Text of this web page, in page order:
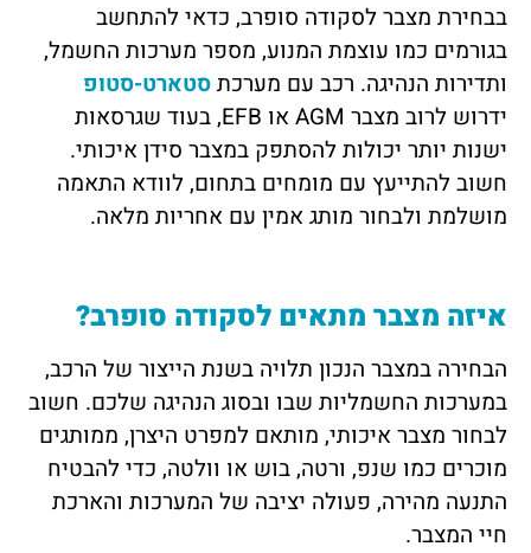
בבחירת מצבר לסקודה סופרב, כדאי להתחשב
בגורמים כמו עוצמת המנוע, מספר מערכות החשמל,
ותדירות הנהיגה. רכב עם מערכתסטארט-סטופ
ידרוש לרוב מצבר AGM או EFB, בעוד שגרסאות
ישנות יותר יכולות להסתפק במצבר סידן איכותי.
חשוב להתייעץ עם מומחים בתחום, לוודא התאמה
מושלמת ולבחור מותג אמין עם אחריות מלאה.
איזה מצבר מתאים לסקודה סופרב?
הבחירה במצבר הנכון תלויה בשנת הייצור של הרכב,
במערכות החשמליות שבו ובסוג הנהיגה שלכם. חשוב
לבחור מצבר איכותי, מותאם למפרט היצרן, ממותגים
מוכרים כמו שנפ, ורטה, בוש או וולטה, כדי להבטיח
התנעה מהירה, פעולה יציבה של המערכות והארכת
חיי המצבר.